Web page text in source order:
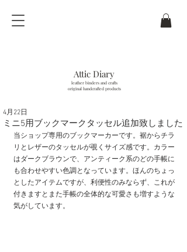
Attic Diary
leather binders and crafts
original handcrafted products
ミニ5用ブックマークタッセル追加致しました
4月22日
当ショップ専用のブックマーカーです。裾からチラ
リとレザーのタッセルが覗くサイズ感です。カラー
はダークブラウンで、アンティーク系のどの手帳に
も合わせやすい色調となっています。ほんのちょっ
としたアイテムですが、利便性のみならず、これが
付きますとまた手帳の全体的な可愛さも増すような
気がしています。